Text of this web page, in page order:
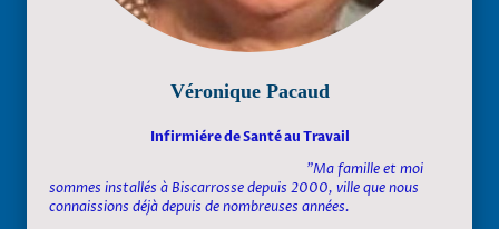
Véronique Pacaud
Infirmiére de Santé au Travail
"Ma famille et moi
sommes installés à Biscarrosse depuis 2000, ville que nous
connaissions déjà depuis de nombreuses années.